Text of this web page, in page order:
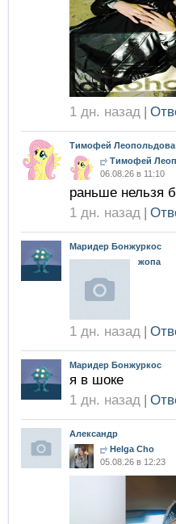
1 дн. назад |
Тимофей Леопольдова
Тимофей
06.08.26 в 11:10
раньше нельзя
1 дн. назад |
Маридер Бонжуркос
жопа
1 дн. назад |
Маридер Бонжуркос
я в шоке
1 дн. назад |
Александр
Helga Cho
05.08.26 в 12:23